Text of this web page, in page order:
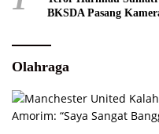
BKSDA Pasang
Olahraga